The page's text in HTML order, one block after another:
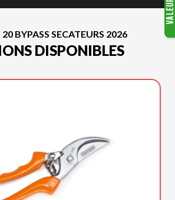
BYPASS SECATEURS 2026
DISPONIBLES